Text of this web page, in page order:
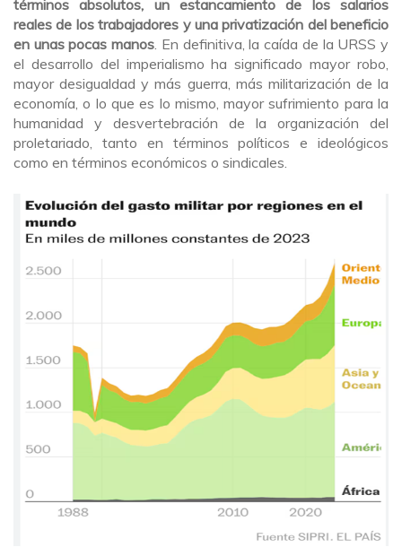
términos absolutos, un estancamiento de los salarios
reales de los trabajadores y una privatización del beneficio
en unas pocas manos . En definitiva, la caída de la URSS y
el desarrollo del imperialismo ha significado mayor robo,
mayor desigualdad y más guerra, más militarización de la
economía, o lo que es lo mismo, mayor sufrimiento para la
humanidad y desvertebración de la organización del
proletariado, tanto en términos políticos e ideológicos
como en términos económicos o sindicales.